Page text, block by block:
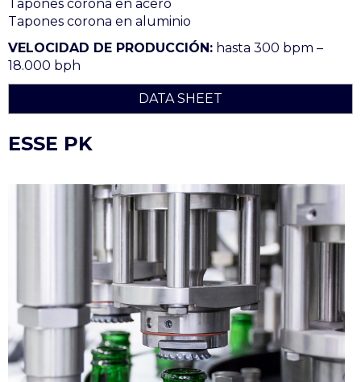
Tapones corona en acero
Tapones corona en aluminio
VELOCIDAD DE PRODUCCIÓN: hasta 300 bpm –
18.000 bph
DATA SHEET
ESSE PK